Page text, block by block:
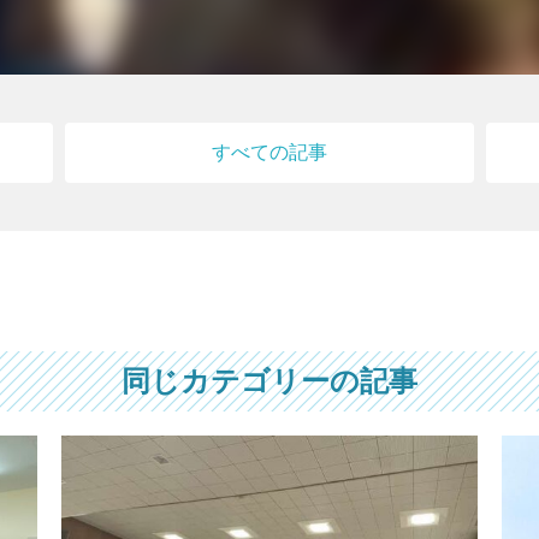
すべての記事
同じカテゴリーの記事